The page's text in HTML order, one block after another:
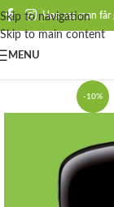
Skip to navigation
Skip to main content
Hos oss man
MENU
-10%